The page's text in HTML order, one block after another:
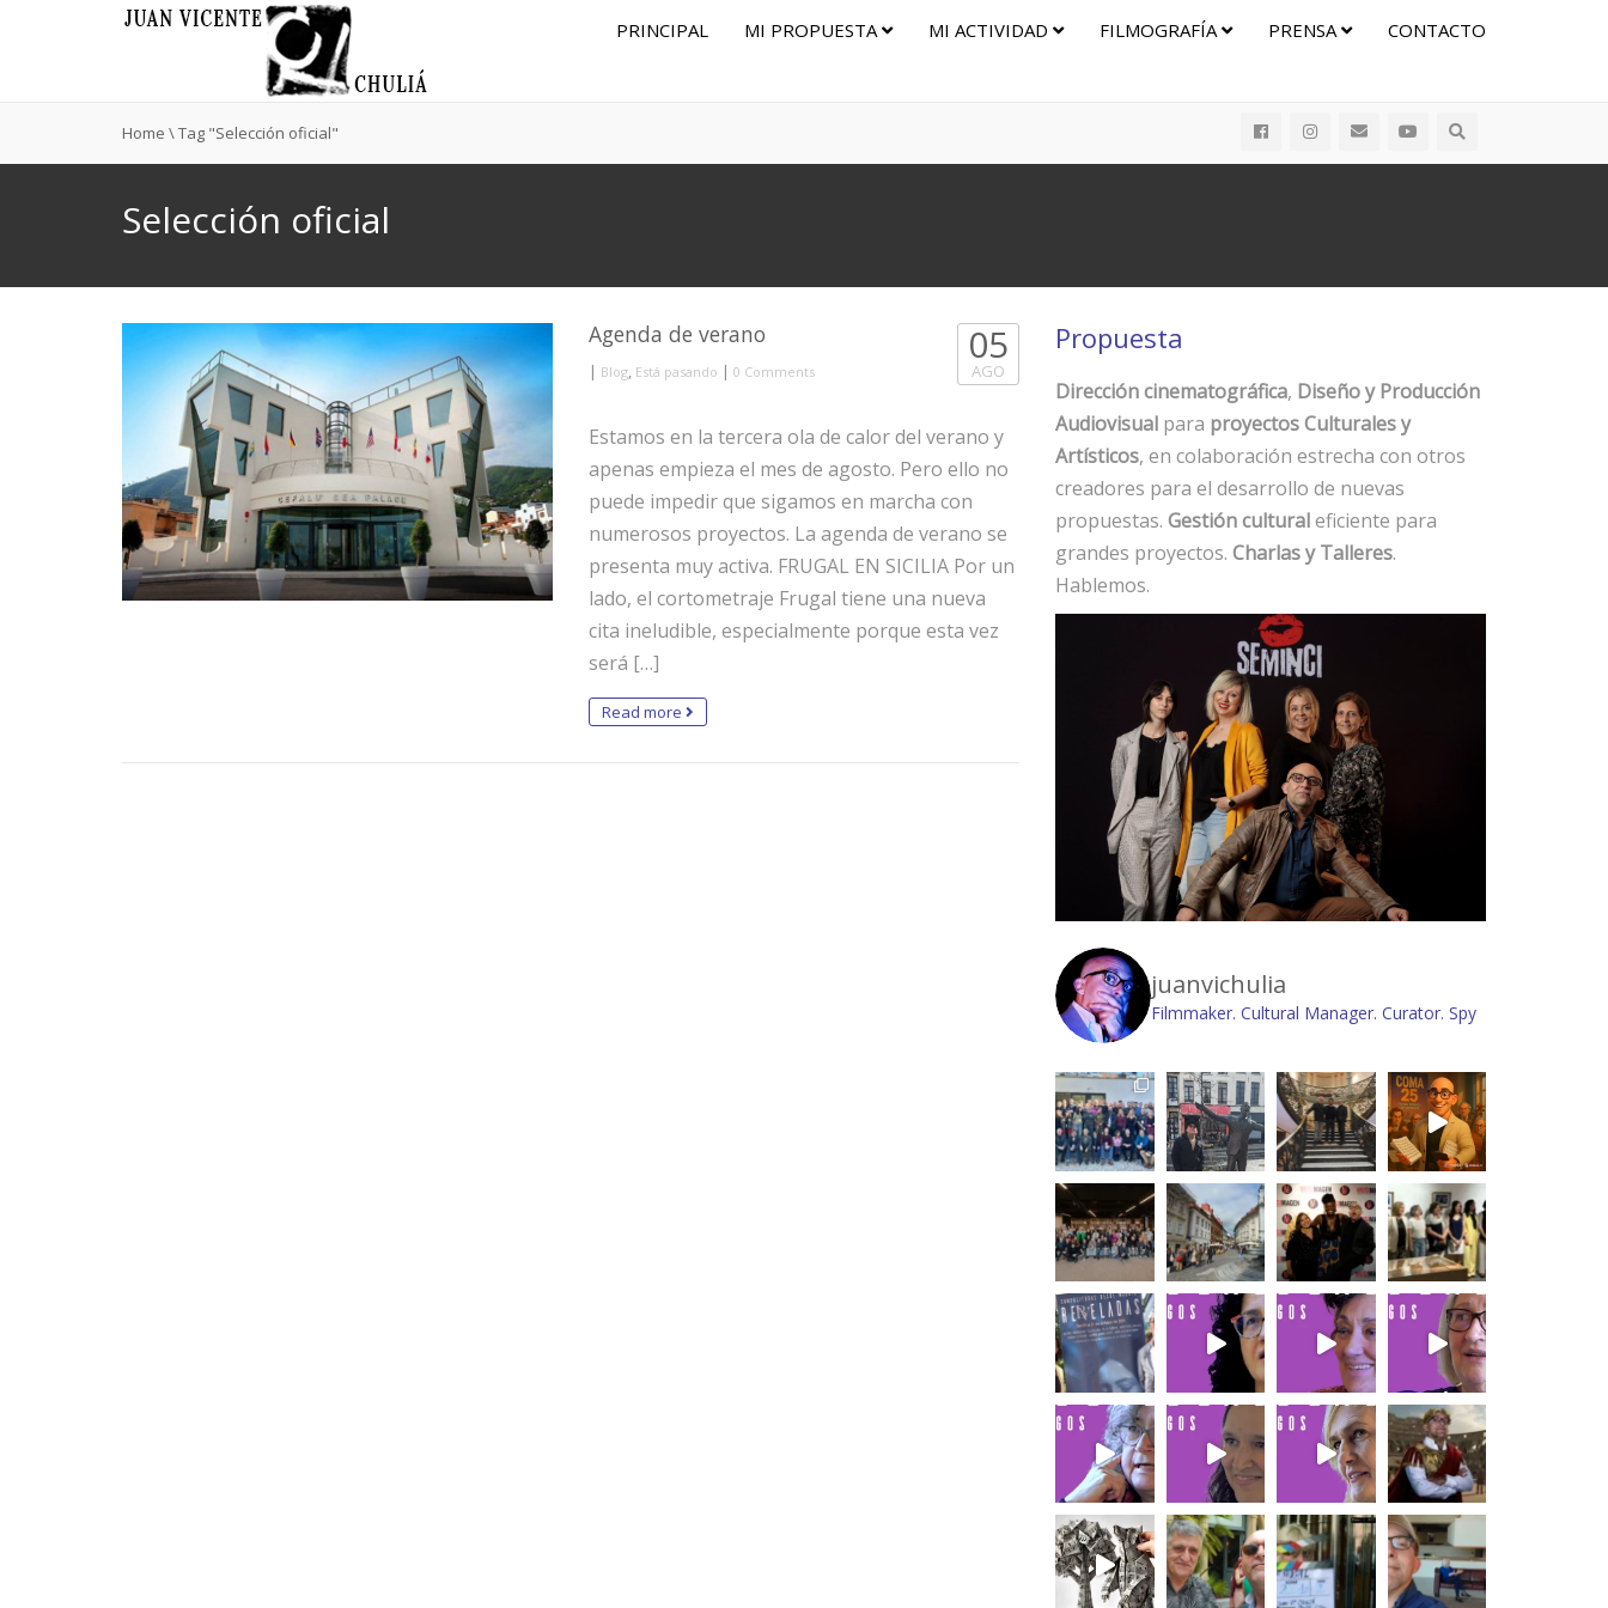
PRINCIPAL MI PROPUESTA MI ACTIVIDAD FILMOGRAFÍA PRENSA CONTACTO
Home \Tag "Selección oficial"
Selección oficial
Agenda de verano
| Blog, Está pasando | 0 Comments
05
AGO
Estamos en la tercera ola de calor del verano y
apenas empieza el mes de agosto. Pero ello no
puede impedir que sigamos en marcha con
numerosos proyectos. La agenda de verano se
presenta muy activa. FRUGAL EN SICILIA Por un
lado, el cortometraje Frugal tiene una nueva
cita ineludible, especialmente porque esta vez
será […]
Read more
Propuesta
Dirección cinematográfica, Diseño y Producción
Audiovisual para proyectos Culturales y
Artísticos, en colaboración estrecha con otros
creadores para el desarrollo de nuevas
propuestas. Gestión culturaleficiente para
grandes proyectos. Charlas y Talleres.
Hablemos.
juanvichulia
Filmmaker. Cultural Manager. Curator. Spy